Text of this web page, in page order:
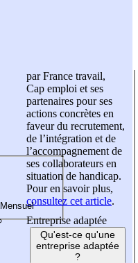
par France travail,
Cap emploi et ses
partenaires pour ses
actions concrètes en
faveur du recrutement,
de l’intégration et de
l’accompagnement de
ses collaborateurs en
situation de handicap.
Pour en savoir plus,
consultez cet article.
Entreprise adaptée
Qu'est-ce qu'une
entreprise adaptée
?